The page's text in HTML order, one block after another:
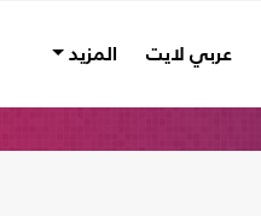
عربي لايت المزيد